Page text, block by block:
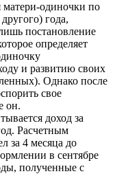
матери-одиночки по
года,
постановление
определяет
и развитию своих
Однако после
свое
он.
доход за
Расчетным
за 4 месяца до
в сентябре
полученные с